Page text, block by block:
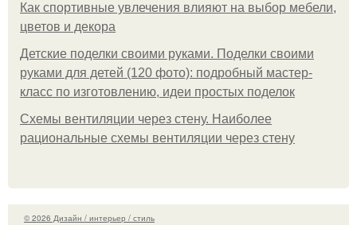
Как спортивные увлечения влияют на выбор мебели,
цветов и декора
Детские поделки своими руками. Поделки своими
руками для детей (120 фото): подробный мастер-
класс по изготовлению, идеи простых поделок
Схемы вентиляции через стену. Наиболее
рациональные схемы вентиляции через стену
© 2026 Дизайн / интерьер / стиль